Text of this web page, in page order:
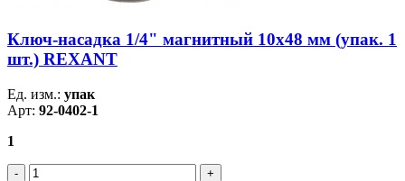
Ключ-насадка 1/4" магнитный 10х48 мм (упак. 1
шт.) REXANT
Ед. изм.: упак
Арт: 92-0402-1
1